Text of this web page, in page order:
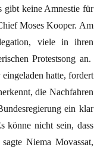
gibt keine Amnestie für
Moses Kooper. Am
viele in ihren
Protestsong an.
hatte, fordert
die Nachfahren
ein klar
könne nicht sein, dass
Niema Movassat,